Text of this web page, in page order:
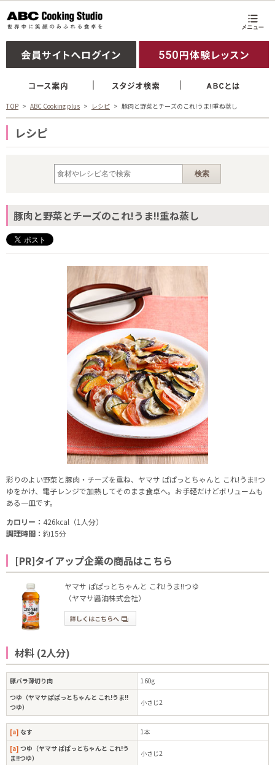
TOP ABC Cooking plus レシピ 豚肉と野菜とチーズのこれ!うま!!重ね蒸し
レシピ
豚肉と野菜とチーズのこれ!うま!!重ね蒸し
彩りのよい野菜と豚肉・チーズを重ね、ヤマサ ぱぱっとちゃんと これ!うま!!つ
ゆをかけ、電子レンジで加熱してそのまま食卓へ。お手軽だけどボリュームも
ある一皿です。
カロリー： 426kcal（1人分）
調理時間： 約15分
[PR]タイアップ企業の商品はこちら
ヤマサ ぱぱっとちゃんと これ!うま!!つゆ
（ヤマサ醤油株式会社）
詳しくはこちらへ
材料 (2人分)
豚バラ薄切り肉
160g
つゆ（ヤマサ ぱぱっとちゃんと これ!うま!!
つゆ）
小さじ2
[a] なす
1本
[a] つゆ（ヤマサ ぱぱっとちゃんと これ!う
ま!!つゆ）
小さじ2